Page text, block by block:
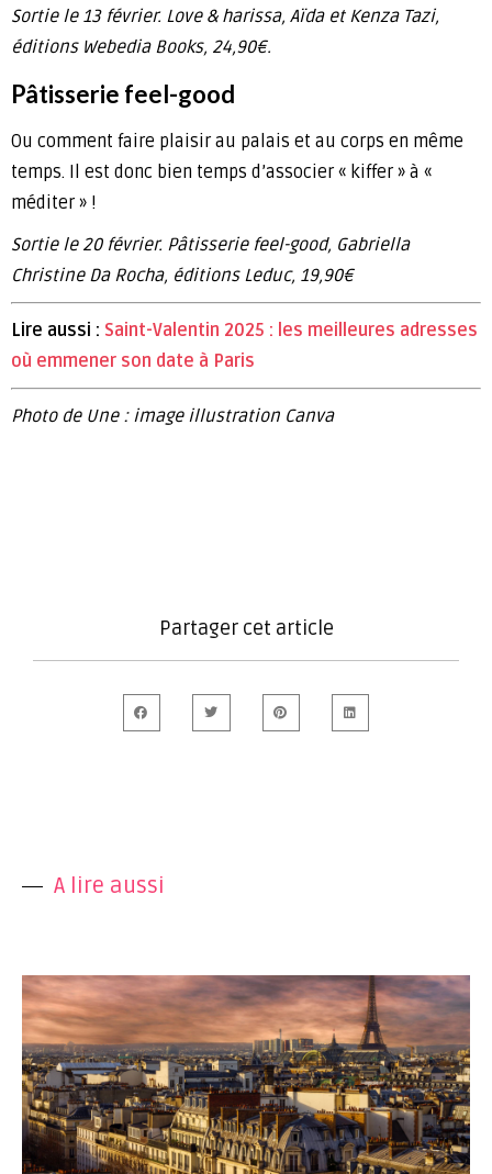
Sortie le 13 février. Love & harissa, Aïda et Kenza Tazi,
éditions Webedia Books, 24,90€.
Pâtisserie feel-good
Ou comment faire plaisir au palais et au corps en même
temps. Il est donc bien temps d’associer « kiffer » à «
méditer » !
Sortie le 20 février. Pâtisserie feel-good, Gabriella
Christine Da Rocha, éditions Leduc, 19,90€
Lire aussi : Saint-Valentin 2025 : les meilleures adresses
où emmener son date à Paris
Photo de Une : image illustration Canva
Partager cet article
A lire aussi